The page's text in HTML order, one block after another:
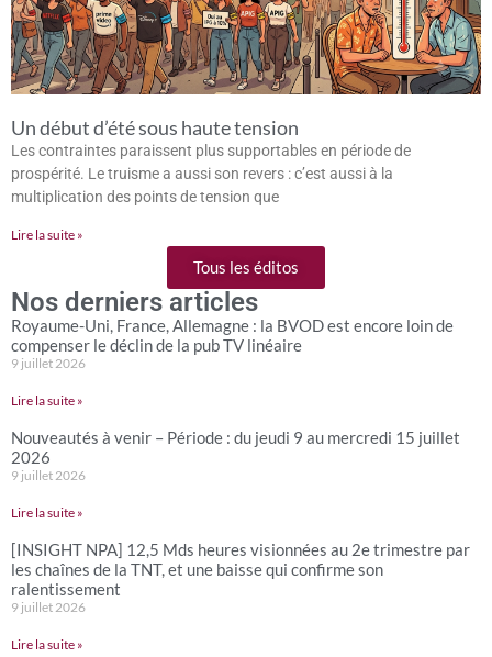
Un début d’été sous haute tension
Les contraintes paraissent plus supportables en période de
prospérité. Le truisme a aussi son revers : c’est aussi à la
multiplication des points de tension que
Lire la suite »
Tous les éditos
Nos derniers articles
Royaume-Uni, France, Allemagne : la BVOD est encore loin de
compenser le déclin de la pub TV linéaire
9 juillet 2026
Lire la suite »
Nouveautés à venir – Période : du jeudi 9 au mercredi 15 juillet
2026
9 juillet 2026
Lire la suite »
[INSIGHT NPA] 12,5 Mds heures visionnées au 2e trimestre par
les chaînes de la TNT, et une baisse qui confirme son
ralentissement
9 juillet 2026
Lire la suite »